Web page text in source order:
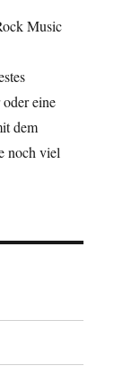
Music
eine
dem
noch viel